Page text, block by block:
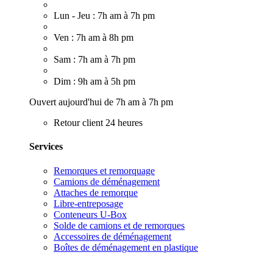
Lun - Jeu : 7h am à 7h pm
Ven : 7h am à 8h pm
Sam : 7h am à 7h pm
Dim : 9h am à 5h pm
Ouvert aujourd'hui de 7h am à 7h pm
Retour client 24 heures
Services
Remorques et remorquage
Camions de déménagement
Attaches de remorque
Libre-entreposage
Conteneurs U-Box
Solde de camions et de remorques
Accessoires de déménagement
Boîtes de déménagement en plastique